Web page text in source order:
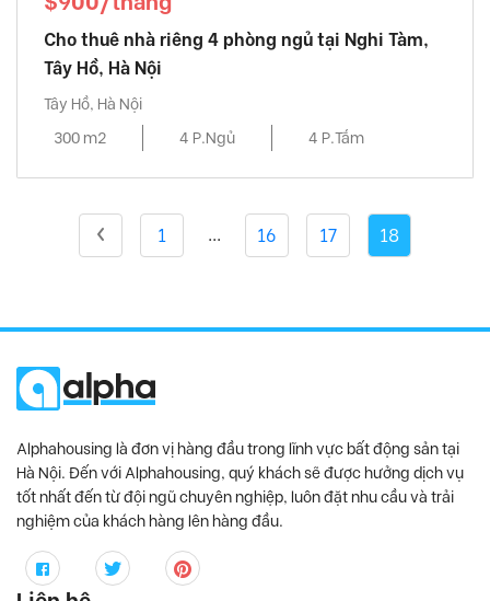
Cho thuê nhà riêng 4 phòng ngủ tại Nghi Tàm,
Tây Hồ, Hà Nội
Tây Hồ, Hà Nội
300 m2
4 P.Ngủ 4 P.Tắm
1 ... 16 17 18
Alphahousing là đơn vị hàng đầu trong lĩnh vực bất động sản tại
Hà Nội. Đến với Alphahousing, quý khách sẽ được hưởng dịch vụ
tốt nhất đến từ đội ngũ chuyên nghiệp, luôn đặt nhu cầu và trải
nghiệm của khách hàng lên hàng đầu.